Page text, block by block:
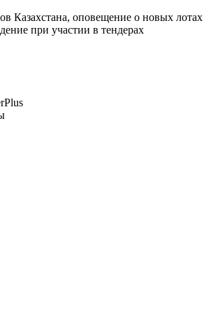
Казахстана, оповещение о новых лотах
при участии в тендерах